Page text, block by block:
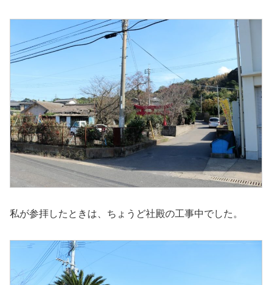
私が参拝したときは、ちょうど社殿の工事中でした。